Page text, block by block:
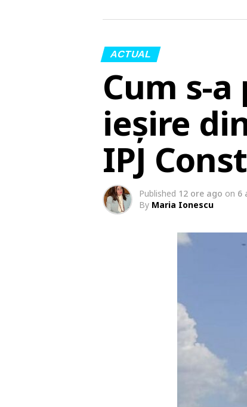
ACTUAL
Cum s-
ieșire
IPJ
Published 12 ore ago on 6
By Maria Ionescu